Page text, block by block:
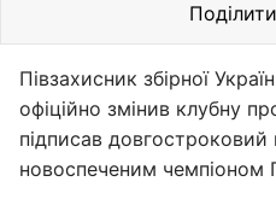
Півзахисник збірної
офіційно змінив клубну
підписав довгостроковий
новоспеченим чемпіоном